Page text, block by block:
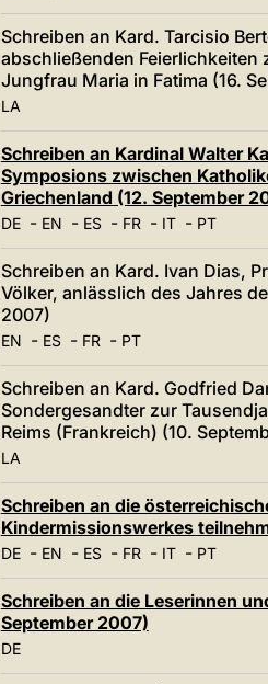
Schreiben an Kard. Tarcisio
abschließenden Feierlichkeiten
Jungfrau Maria in Fatima (16.
LA
Schreiben an Kardinal Walter
Symposions zwischen
Griechenland (12. September
DE- EN - ES- FR- IT- PT
Schreiben an Kard. Ivan Dias,
Völker, anlässlich des Jahres
2007)
EN - ES- FR- PT
Schreiben an Kard. Godfried
Sondergesandter zur
Reims (Frankreich) (10.
LA
Schreiben an die
Kindermissionswerkes
DE- EN - ES- FR- IT- PT
Schreiben an die Leserinnen
September 2007)
DE